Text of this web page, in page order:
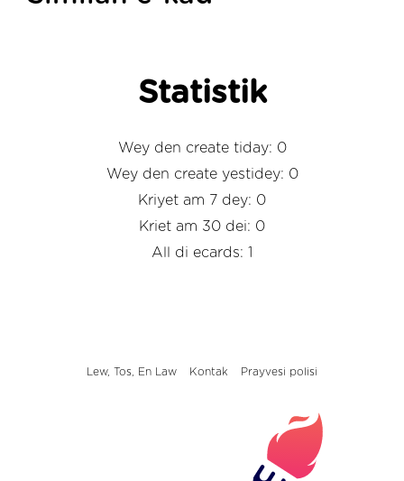
Statistik
Wey den create tiday: 0
Wey den create yestidey: 0
Kriyet am 7 dey: 0
Kriet am 30 dei: 0
All di ecards: 1
Lew, Tos, En Law Kontak Prayvesi polisi